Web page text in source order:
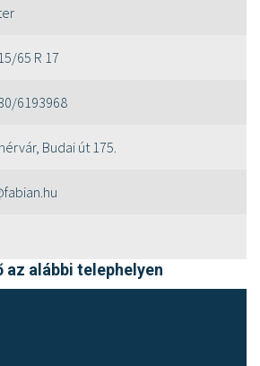
65 R 17
6193968
Budai út 175.
alábbi telephelyen